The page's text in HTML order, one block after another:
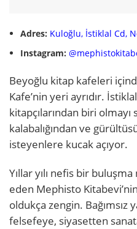
Adres: Kuloğlu, İstiklal Cd,
Instagram:
Beyoğlu kitap kafeleri
Kafe’nin yeri ayrıdır.
kitapçılarından biri
kalabalığından ve
isteyenlere kucak açıyor.
Yıllar yılı nefis bir
eden Mephisto
oldukça zengin. Bağımsız
felsefeye, siyasetten